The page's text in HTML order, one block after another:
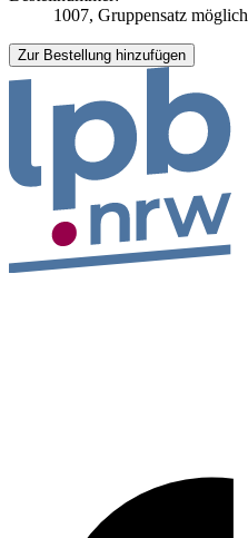
1007, Gruppensatz möglich
Zur Bestellung hinzufügen